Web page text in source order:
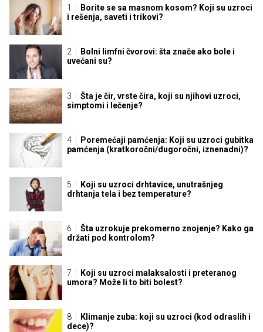
Borite se sa masnom kosom? Koji su uzroci
i rešenja, saveti i trikovi?
Bolni limfni čvorovi: šta znače ako bole i
uvećani su?
Šta je čir, vrste čira, koji su njihovi uzroci,
simptomi i lečenje?
Poremećaji pamćenja: Koji su uzroci gubitka
pamćenja (kratkoročni/dugoročni, iznenadni)?
Koji su uzroci drhtavice, unutrašnjeg
drhtanja tela i bez temperature?
Šta uzrokuje prekomerno znojenje? Kako ga
držati pod kontrolom?
Koji su uzroci malaksalosti i preteranog
umora? Može li to biti bolest?
Klimanje zuba: koji su uzroci (kod odraslih i
dece)?